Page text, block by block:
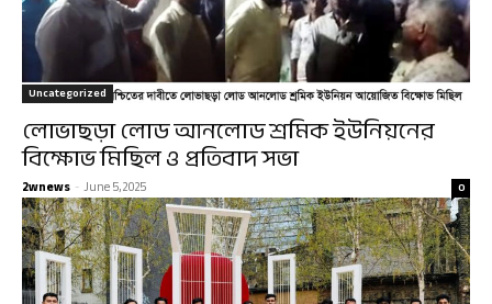
Uncategorized
লোভাছড়া লোড আনলোড শ্রমিক ইউনিয়নের
বিক্ষোভ মিছিল ও প্রতিবাদ সভা
2wnews -June 5, 2025 0